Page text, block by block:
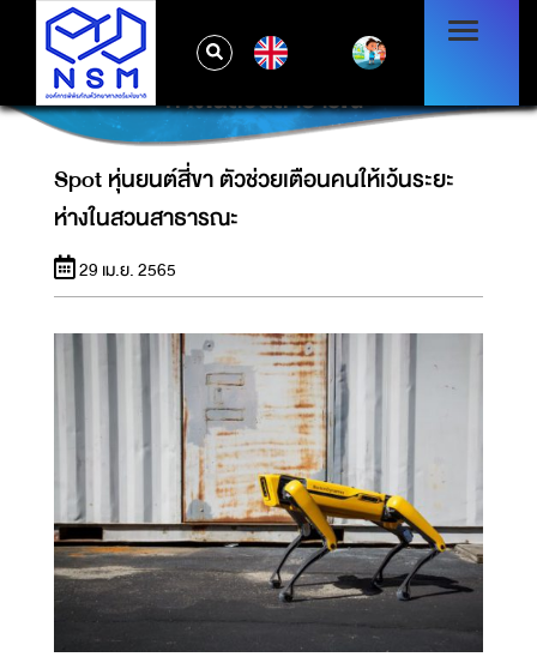
SPOT หุ่นยนต์สี่ขา ตัวช่วยเตือนคนให้เว้นระยะ
ห่างในสวนสาธารณะ
Spot หุ่นยนต์สี่ขา ตัวช่วยเตือนคนให้เว้นระยะ
ห่างในสวนสาธารณะ
29 เม.ย. 2565